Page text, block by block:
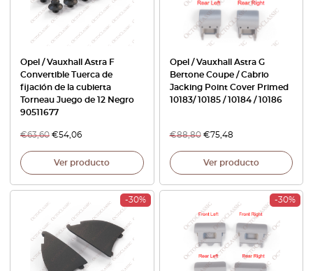
Opel / Vauxhall Astra F
Convertible Tuerca de
fijación de la cubierta
Torneau Juego de 12 Negro
90511677
€63,60 €54,06
Ver producto
Opel / Vauxhall Astra G
Bertone Coupe / Cabrio
Jacking Point Cover Primed
10183/ 10185 / 10184 / 10186
€88,80 €75,48
Ver producto
-30% -30%